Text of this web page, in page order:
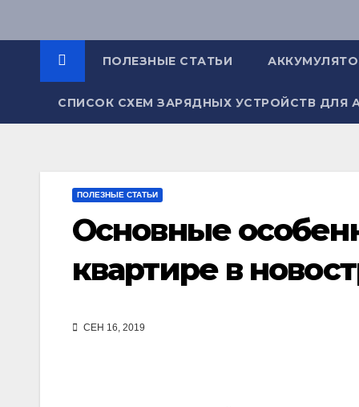
содержимому
ПОЛЕЗНЫЕ СТАТЬИ
СПИСОК СХЕМ ЗАРЯДНЫХ УСТРОЙСТВ ДЛЯ
ПОЛЕЗНЫЕ СТАТЬИ
Основные
квартире в
СЕН 16, 2019